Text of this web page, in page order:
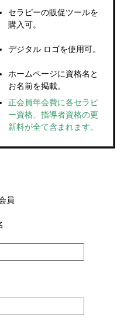
セラピーの販促ツールを
購入可。
デジタル ロゴを使用可。
ホームページに資格名と
お名前を掲載。
正会員年会費に各セラピ
ー資格、指導者資格の更
新料が全て含まれます。
員